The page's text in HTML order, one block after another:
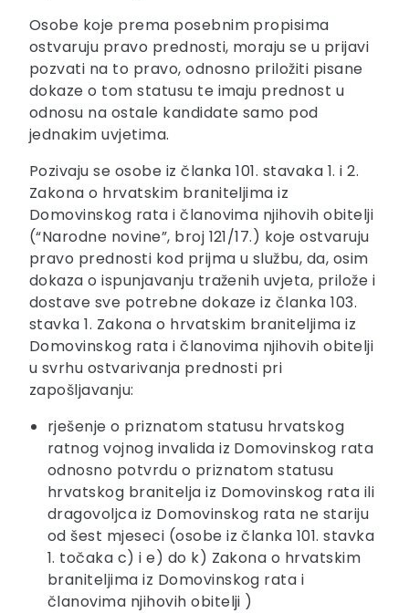
Osobe koje prema posebnim propisima
ostvaruju pravo prednosti, moraju se u prijavi
pozvati na to pravo, odnosno priložiti pisane
dokaze o tom statusu te imaju prednost u
odnosu na ostale kandidate samo pod
jednakim uvjetima.
Pozivaju se osobe iz članka 101. stavaka 1. i 2.
Zakona o hrvatskim braniteljima iz
Domovinskog rata i članovima njihovih obitelji
(“Narodne novine”, broj 121/17.) koje ostvaruju
pravo prednosti kod prijma u službu, da, osim
dokaza o ispunjavanju traženih uvjeta, prilože i
dostave sve potrebne dokaze iz članka 103.
stavka 1. Zakona o hrvatskim braniteljima iz
Domovinskog rata i članovima njihovih obitelji
u svrhu ostvarivanja prednosti pri
zapošljavanju:
rješenje o priznatom statusu hrvatskog
ratnog vojnog invalida iz Domovinskog rata
odnosno potvrdu o priznatom statusu
hrvatskog branitelja iz Domovinskog rata ili
dragovoljca iz Domovinskog rata ne stariju
od šest mjeseci (osobe iz članka 101. stavka
1. točaka c) i e) do k) Zakona o hrvatskim
braniteljima iz Domovinskog rata i
članovima njihovih obitelji )